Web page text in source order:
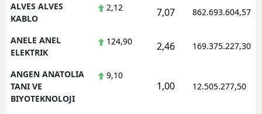
ALVES ALVES
KABLO
2,12 7,07 862.693.604,57
ANELE ANEL
ELEKTRIK
124,90 2,46 169.375.227,30
ANGEN ANATOLIA
TANI VE
BIYOTEKNOLOJI
9,10
1,00 12.505.277,50